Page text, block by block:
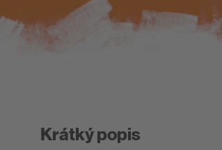
Krátký popis